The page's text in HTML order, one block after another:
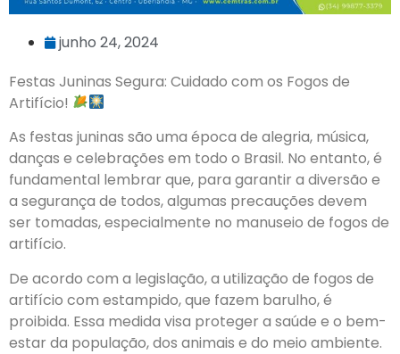
junho 24, 2024
Festas Juninas Segura: Cuidado com os Fogos de
Artifício!
As festas juninas são uma época de alegria, música,
danças e celebrações em todo o Brasil. No entanto, é
fundamental lembrar que, para garantir a diversão e
a segurança de todos, algumas precauções devem
ser tomadas, especialmente no manuseio de fogos de
artifício.
De acordo com a legislação, a utilização de fogos de
artifício com estampido, que fazem barulho, é
proibida. Essa medida visa proteger a saúde e o bem-
estar da população, dos animais e do meio ambiente.